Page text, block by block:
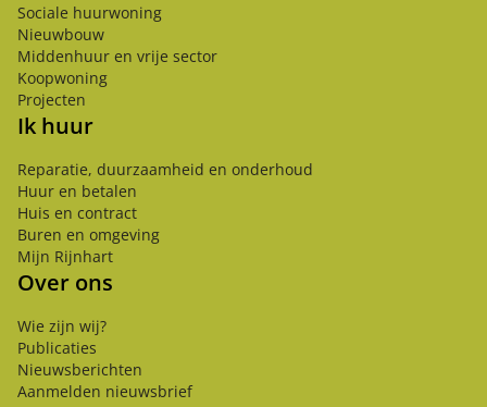
Sociale huurwoning
Nieuwbouw
Middenhuur en vrije sector
Koopwoning
Projecten
Ik huur
Reparatie, duurzaamheid en onderhoud
Huur en betalen
Huis en contract
Buren en omgeving
Mijn Rijnhart
Over ons
Wie zijn wij?
Publicaties
Nieuwsberichten
Aanmelden nieuwsbrief